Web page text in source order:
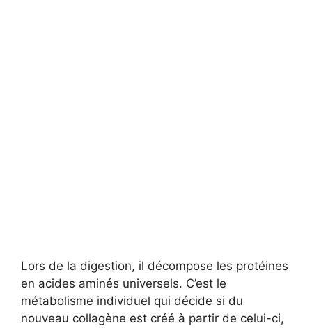
Lors de la digestion, il décompose les protéines
en acides aminés universels. C’est le
métabolisme individuel qui décide si du
nouveau collagène est créé à partir de celui-ci,